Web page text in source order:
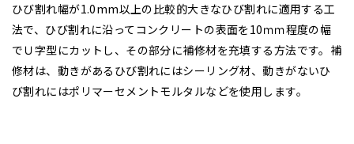
ひび割れ幅が1.0mm以上の比較的大きなひび割れに適用する工
法で、ひび割れに沿ってコンクリートの表面を10ｍｍ程度の幅
でＵ字型にカットし、その部分に補修材を充填する方法です。補
修材は、動きがあるひび割れにはシーリング材、動きがないひ
び割れにはポリマーセメントモルタルなどを使用します。